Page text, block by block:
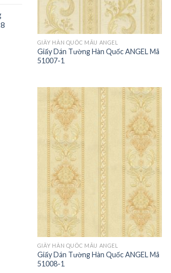
GIẤY HÀN QUỐC MẪU ANGEL
Giấy Dán Tường Hàn Quốc ANGEL Mã
51007-1
GIẤY HÀN QUỐC MẪU ANGEL
Giấy Dán Tường Hàn Quốc ANGEL Mã
51008-1